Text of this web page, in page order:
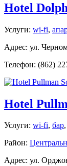
Hotel
Услуги: wi-fi,
Адрес: ул.
Телефон: (862)
Hotel
Услуги: wi-fi, бар,
Район:
Адрес: ул.